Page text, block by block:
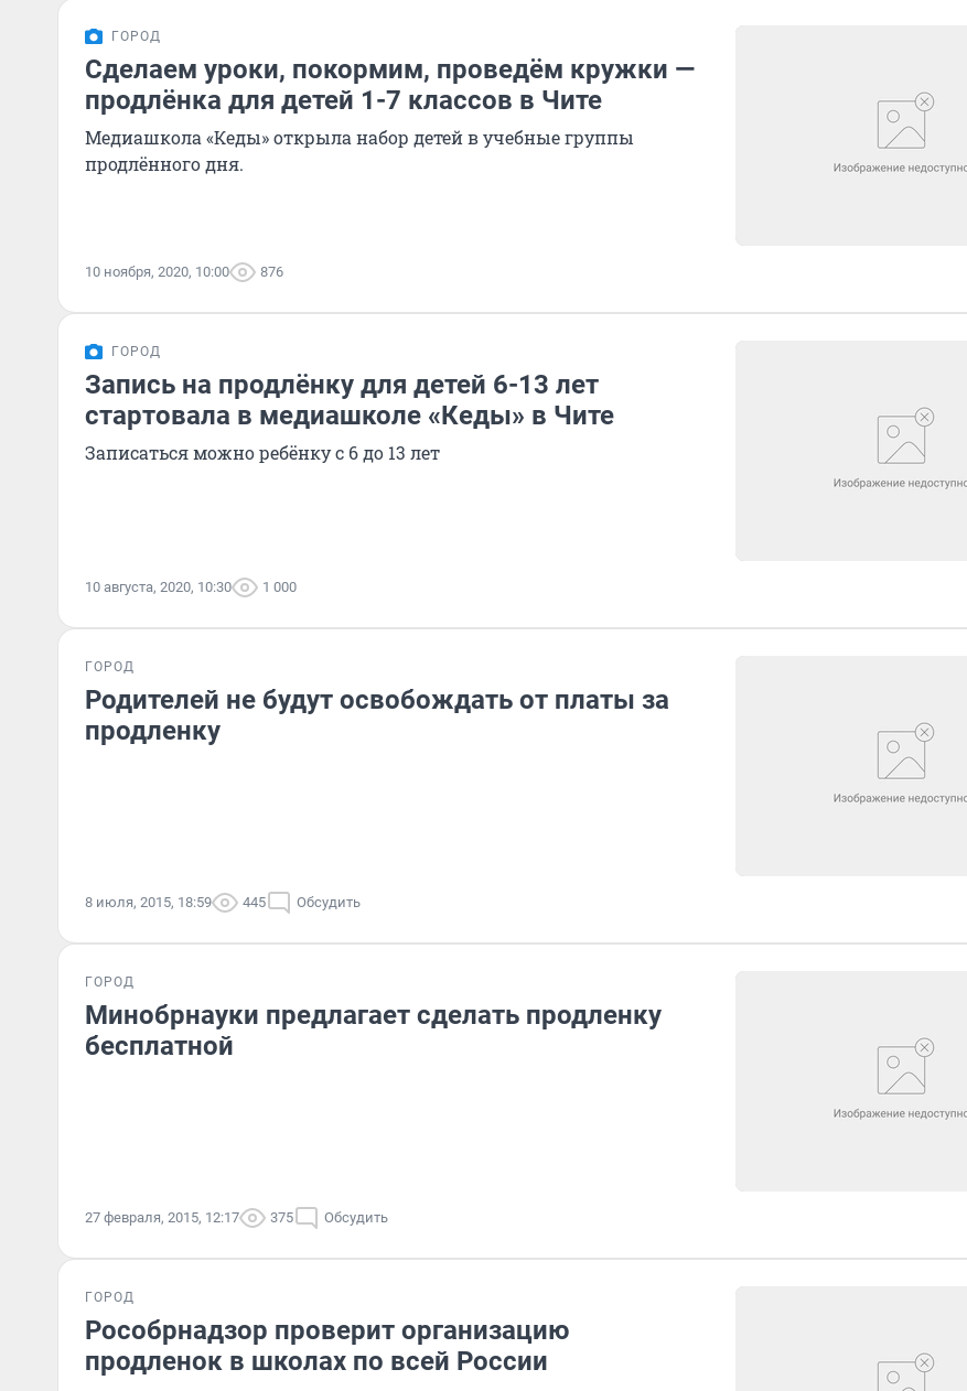
ГОРОД
Сделаем уроки, покормим, проведём кружки —
продлёнка для детей 1-7 классов в Чите
Медиашкола «Кеды» открыла набор детей в учебные группы
продлённого дня.
10 ноября, 2020, 10:00 876
ГОРОД
Запись на продлёнку для детей 6-13 лет
стартовала в медиашколе «Кеды» в Чите
Записаться можно ребёнку с 6 до 13 лет
10 августа, 2020, 10:30 1 000
ГОРОД
Родителей не будут освобождать от платы за
продленку
8 июля, 2015, 18:59 445 Обсудить
ГОРОД
Минобрнауки предлагает сделать продленку
бесплатной
27 февраля, 2015, 12:17 375 Обсудить
ГОРОД
Рособрнадзор проверит организацию
продленок в школах по всей России